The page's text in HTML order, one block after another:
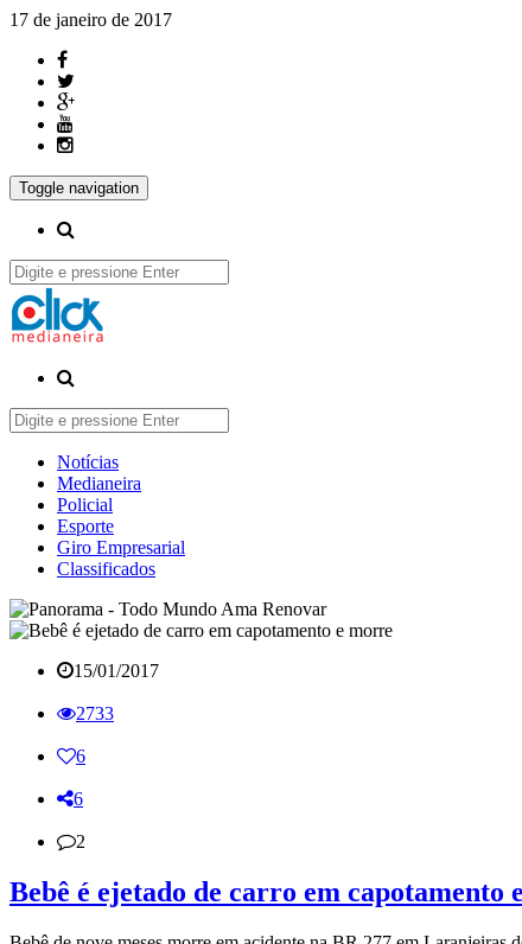
17 de janeiro de 2017
Toggle navigation
Notícias
Medianeira
Policial
Esporte
Giro Empresarial
Classificados
15/01/2017
2733
6
6
2
Bebê é ejetado de carro em capotamento